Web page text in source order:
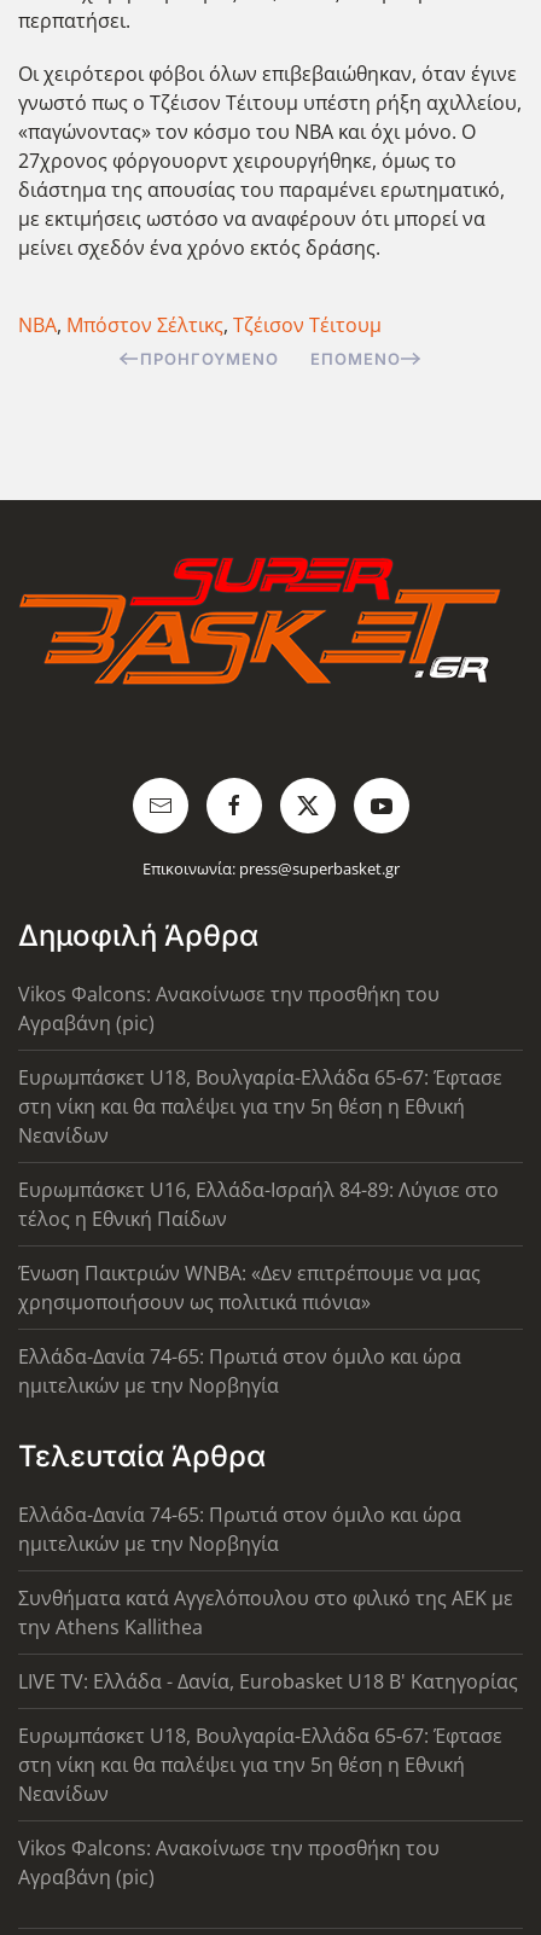
περπατήσει.
Οι χειρότεροι φόβοι όλων επιβεβαιώθηκαν, όταν έγινε
γνωστό πως ο Τζέισον Τέιτουμ υπέστη ρήξη αχιλλείου,
«παγώνοντας» τον κόσμο του ΝΒΑ και όχι μόνο. Ο
27χρονος φόργουορντ χειρουργήθηκε, όμως το
διάστημα της απουσίας του παραμένει ερωτηματικό,
με εκτιμήσεις ωστόσο να αναφέρουν ότι μπορεί να
μείνει σχεδόν ένα χρόνο εκτός δράσης.
NBA, Μπόστον Σέλτικς, Τζέισον Τέιτουμ
ΠΡΟΗΓΟΎΜΕΝΟ ΕΠΌΜΕΝΟ
Επικοινωνία: press@superbasket.gr
Δημοφιλή Άρθρα
Vikos Φalcons: Ανακοίνωσε την προσθήκη του
Αγραβάνη (pic)
Ευρωμπάσκετ U18, Βουλγαρία-Ελλάδα 65-67: Έφτασε
στη νίκη και θα παλέψει για την 5η θέση η Εθνική
Νεανίδων
Ευρωμπάσκετ U16, Ελλάδα-Ισραήλ 84-89: Λύγισε στο
τέλος η Εθνική Παίδων
Ένωση Παικτριών WNBA: «Δεν επιτρέπουμε να μας
χρησιμοποιήσουν ως πολιτικά πιόνια»
Ελλάδα-Δανία 74-65: Πρωτιά στον όμιλο και ώρα
ημιτελικών με την Νορβηγία
Τελευταία Άρθρα
Ελλάδα-Δανία 74-65: Πρωτιά στον όμιλο και ώρα
ημιτελικών με την Νορβηγία
Συνθήματα κατά Αγγελόπουλου στο φιλικό της ΑΕΚ με
την Athens Kallithea
LIVE TV: Ελλάδα - Δανία, Eurobasket U18 Β' Κατηγορίας
Ευρωμπάσκετ U18, Βουλγαρία-Ελλάδα 65-67: Έφτασε
στη νίκη και θα παλέψει για την 5η θέση η Εθνική
Νεανίδων
Vikos Φalcons: Ανακοίνωσε την προσθήκη του
Αγραβάνη (pic)